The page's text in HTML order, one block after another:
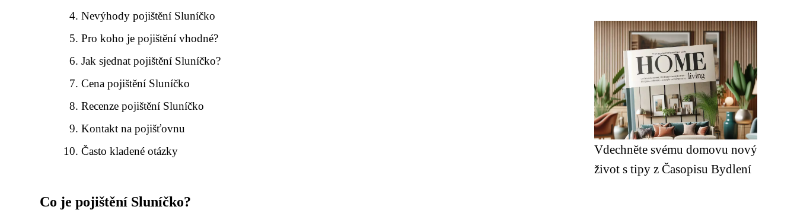
Nevýhody pojištění Sluníčko
Pro koho je pojištění vhodné?
Jak sjednat pojištění Sluníčko?
Cena pojištění Sluníčko
Recenze pojištění Sluníčko
Kontakt na pojišťovnu
Často kladené otázky
Co je pojištění Sluníčko?
Vdechněte svému domovu nový
život s tipy z Časopisu Bydlení